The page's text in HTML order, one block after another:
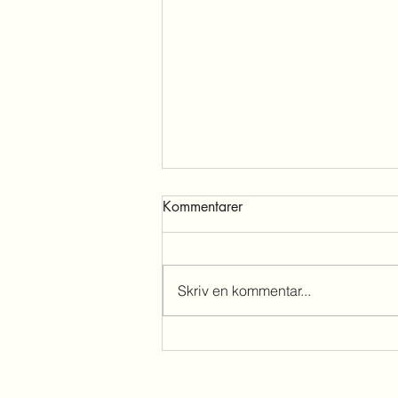
Fællesudstilling i Brøndsalen
Der inviteres til Fernisering søn
Frederiksberg Runddel 1, 2000
Frederiksberg...
Kommentarer
Skriv en kommentar...